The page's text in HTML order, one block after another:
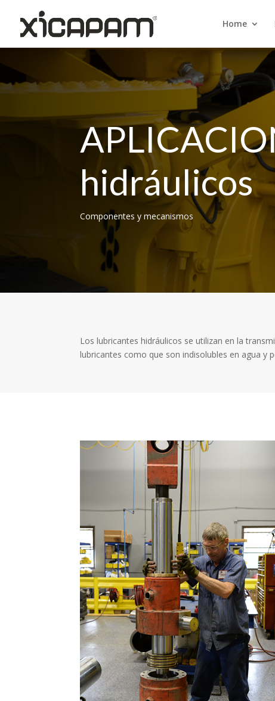
Home
hidráulicos
Componentes y mecanismos
Los lubricantes hidráulicos se utilizan en la
lubricantes como que son indisolubles en agua y